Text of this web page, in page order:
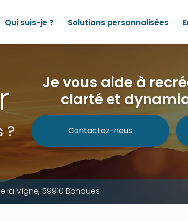
Qui suis-je ? Solutions personnalisées
?
Je vous aide à
clarté et
Contactez-nous
la Vigne, 59910 Bondues